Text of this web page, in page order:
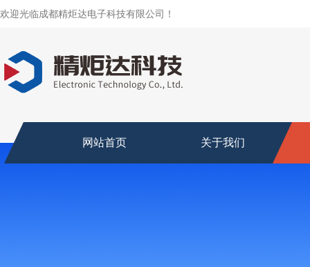
欢迎光临成都精炬达电子科技有限公司！
网站首页 关于我们